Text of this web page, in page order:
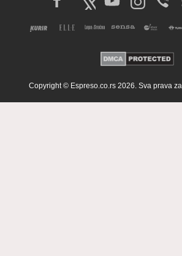
Copyright © Espreso.co.rs 2026. Sva prava